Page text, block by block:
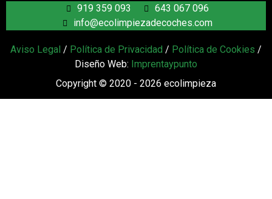
919 359 093
643 067 096
info@ecolimpiezadecoches.com
Aviso Legal / Política de Privacidad / Política de Cookies /
Diseño Web: Imprentaypunto
Copyright © 2020 - 2026 ecolimpieza